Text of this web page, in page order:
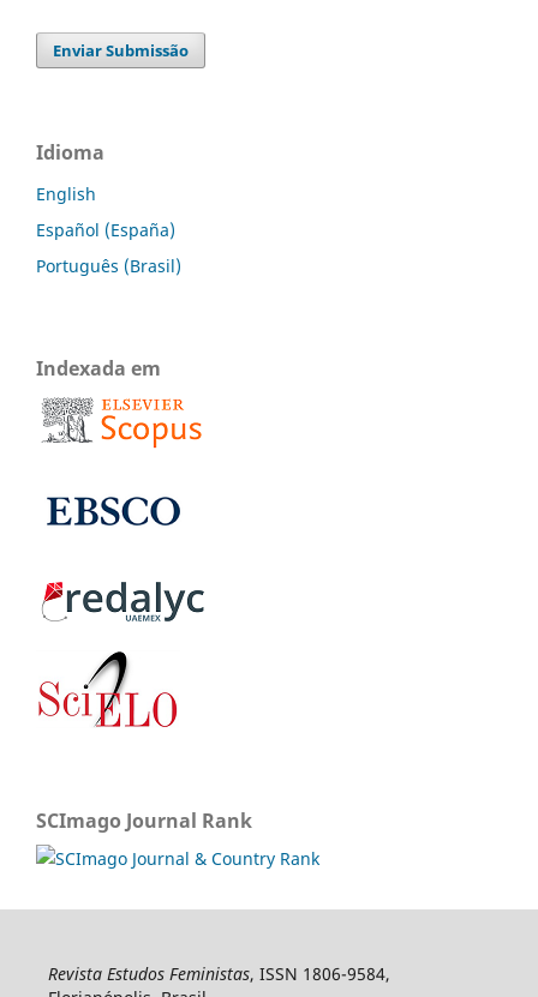
Enviar Submissão
Idioma
English
Español (España)
Português (Brasil)
Indexada em
SCImago Journal Rank
Revista Estudos Feministas, ISSN 1806-9584,